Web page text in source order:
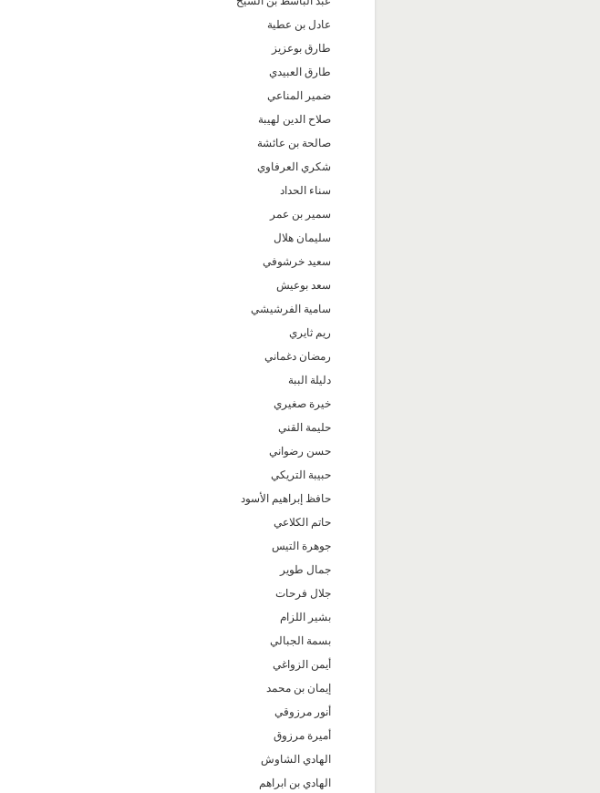
عادل بن عطية
طارق بوعزيز
طارق العبيدي
ضمير المناعي
صلاح الدين لهيبة
صالحة بن عائشة
شكري العرفاوي
سناء الحداد
سمير بن عمر
سليمان هلال
سعيد خرشوفي
سعد بوعيش
سامية الفرشيشي
ريم ثايري
رمضان دغماني
دليلة الببة
خيرة صغيري
حليمة القني
حسن رضواني
حبيبة التريكي
حافظ إبراهيم الأسود
حاتم الكلاعي
جوهرة التيس
جمال طوير
جلال فرحات
بشير اللزام
بسمة الجبالي
أيمن الزواغي
إيمان بن محمد
أنور مرزوقي
أميرة مرزوق
الهادي الشاوش
الهادي بن ابراهم